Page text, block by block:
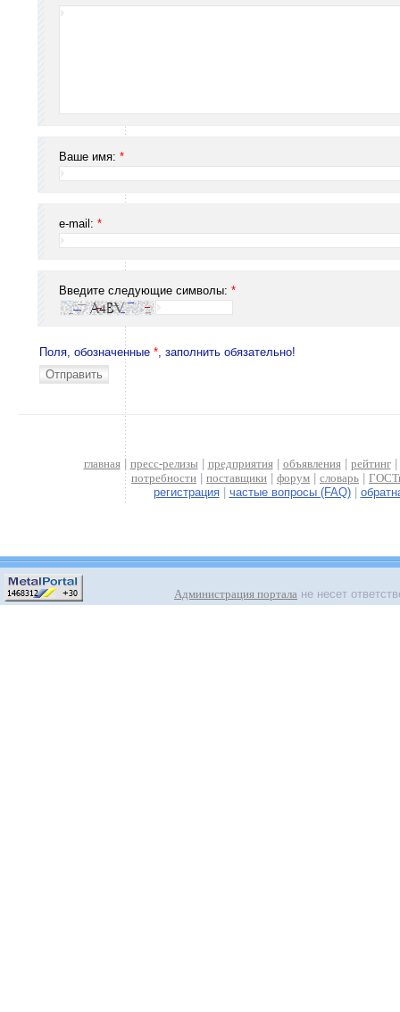
Ваше имя: *
e-mail: *
Введите следующие символы: *
Поля, обозначенные *, заполнить обязательно!
главная| пресс-релизы предприятия| объявления| рейтинг|
потребности
поставщики форум словарь
регистрация| частые вопросы (FAQ)|
Администрация портала не несет